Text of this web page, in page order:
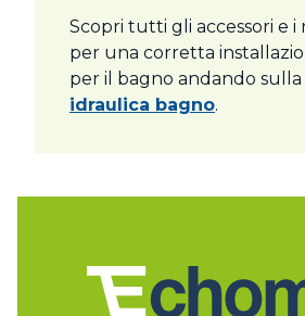
Scopri tutti gli accessori e i
per una corretta
per il bagno andando
idraulica bagno.